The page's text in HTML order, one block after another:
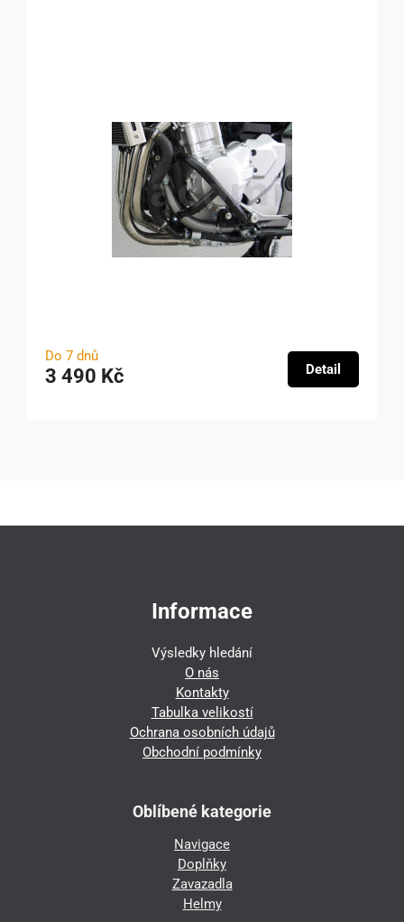
Do 7 dnů
3 490 Kč Detail
Informace
Výsledky hledání
O nás
Kontakty
Tabulka velikostí
Ochrana osobních údajů
Obchodní podmínky
Oblíbené kategorie
Navigace
Doplňky
Zavazadla
Helmy